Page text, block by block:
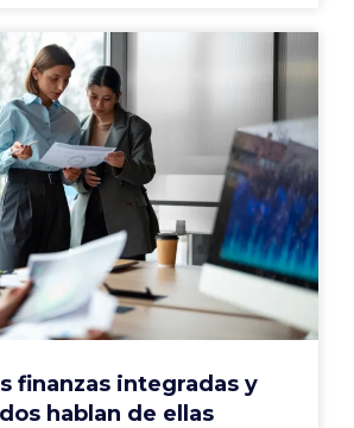
finanzas integradas y
hablan de ellas